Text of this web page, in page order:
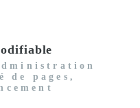
de pages,